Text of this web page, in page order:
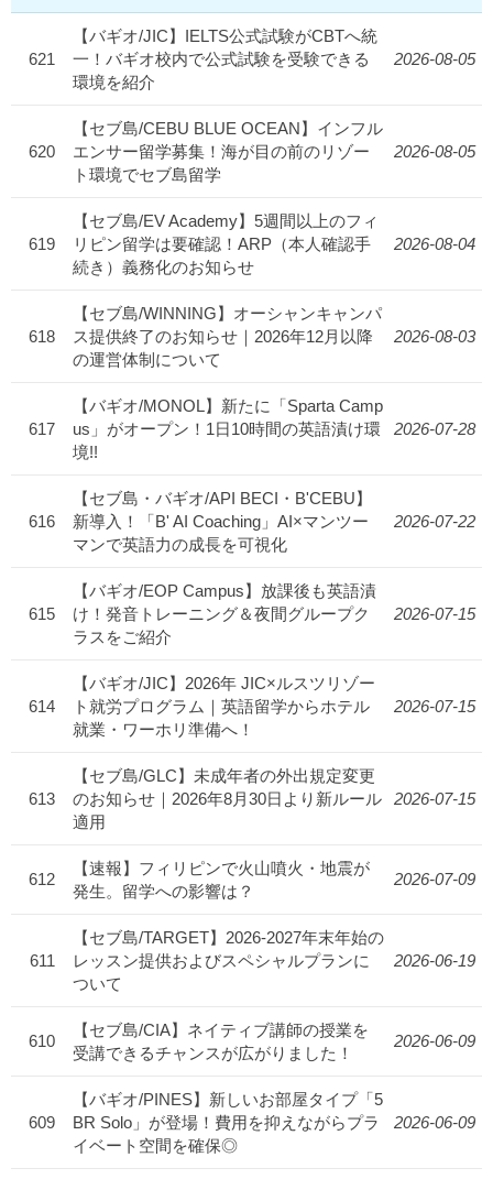
621
【バギオ/JIC】IELTS公式試験がCBTへ統
一！バギオ校内で公式試験を受験できる
環境を紹介
2026-08-05
620
【セブ島/CEBU BLUE OCEAN】インフル
エンサー留学募集！海が目の前のリゾー
ト環境でセブ島留学
2026-08-05
619
【セブ島/EV Academy】5週間以上のフィ
リピン留学は要確認！ARP（本人確認手
続き）義務化のお知らせ
2026-08-04
618
【セブ島/WINNING】オーシャンキャンパ
ス提供終了のお知らせ｜2026年12月以降
の運営体制について
2026-08-03
617
【バギオ/MONOL】新たに「Sparta Camp
us」がオープン！1日10時間の英語漬け環
境!!
2026-07-28
616
【セブ島・バギオ/API BECI・B'CEBU】
新導入！「B' AI Coaching」AI×マンツー
マンで英語力の成長を可視化
2026-07-22
615
【バギオ/EOP Campus】放課後も英語漬
け！発音トレーニング＆夜間グループク
ラスをご紹介
2026-07-15
614
【バギオ/JIC】2026年 JIC×ルスツリゾー
ト就労プログラム｜英語留学からホテル
就業・ワーホリ準備へ！
2026-07-15
613
【セブ島/GLC】未成年者の外出規定変更
のお知らせ｜2026年8月30日より新ルール
適用
2026-07-15
612
【速報】フィリピンで火山噴火・地震が
発生。留学への影響は？
2026-07-09
611
【セブ島/TARGET】2026-2027年末年始の
レッスン提供およびスペシャルプランに
ついて
2026-06-19
610
【セブ島/CIA】ネイティブ講師の授業を
受講できるチャンスが広がりました！
2026-06-09
609
【バギオ/PINES】新しいお部屋タイプ「5
BR Solo」が登場！費用を抑えながらプラ
イベート空間を確保◎
2026-06-09